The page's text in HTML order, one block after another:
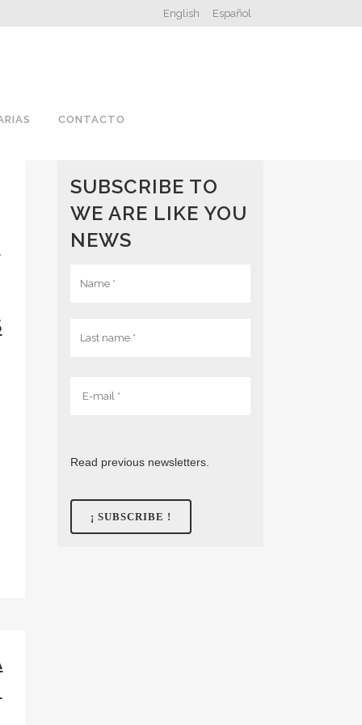
English Español
CONTACTO
SUBSCRIBE TO
WE ARE LIKE YOU
NEWS
Read previous newsletters.